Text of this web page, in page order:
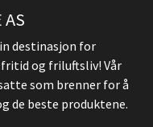
AS
destinasjon for
og friluftsliv! Vår
som brenner for å
de beste produktene.